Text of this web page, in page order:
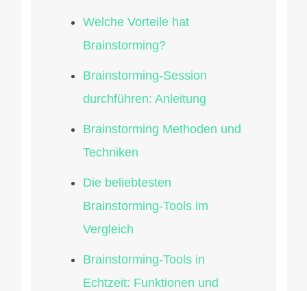
Welche Vorteile hat
Brainstorming?
Brainstorming-Session
durchführen: Anleitung
Brainstorming Methoden und
Techniken
Die beliebtesten
Brainstorming-Tools im
Vergleich
Brainstorming-Tools in
Echtzeit: Funktionen und